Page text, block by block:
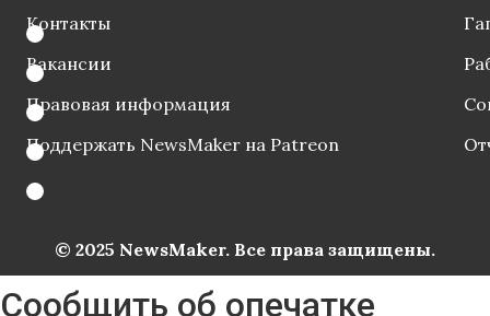
Контакты
Вакансии
Правовая информация
Поддержать NewsMaker на Patreon
© 2025 NewsMaker. Все права защищены.
Сообщить об опечатке